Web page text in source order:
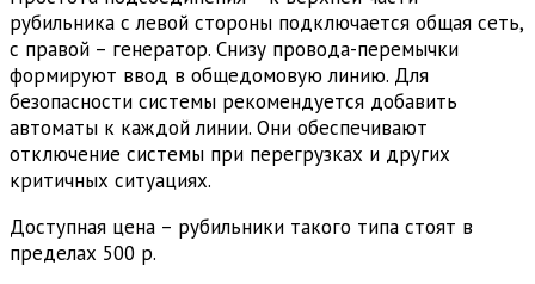
рубильника с левой стороны подключается общая сеть,
с правой – генератор. Снизу провода-перемычки
формируют ввод в общедомовую линию. Для
безопасности системы рекомендуется добавить
автоматы к каждой линии. Они обеспечивают
отключение системы при перегрузках и других
критичных ситуациях.
Доступная цена – рубильники такого типа стоят в
пределах 500 р.